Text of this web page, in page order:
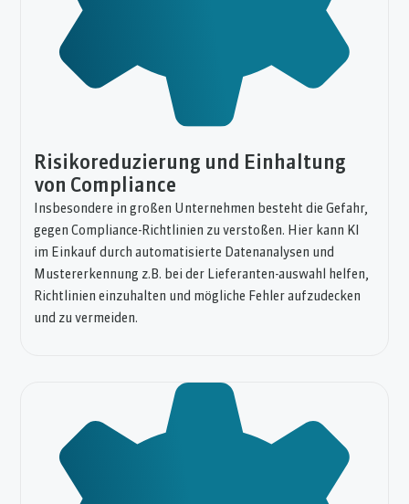
Risikoreduzierung und Einhaltung
von Compliance
Insbesondere in großen Unternehmen besteht die Gefahr,
gegen Compliance-Richtlinien zu verstoßen. Hier kann KI
im Einkauf durch automatisierte Datenanalysen und
Mustererkennung z.B. bei der Lieferanten-auswahl helfen,
Richtlinien einzuhalten und mögliche Fehler aufzudecken
und zu vermeiden.